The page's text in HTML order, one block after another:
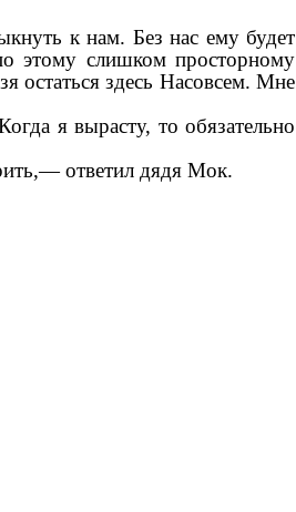
к нам. Без нас ему будет
этому слишком просторному
остаться здесь Насовсем. Мне
я вырасту, то обязательно
ответил дядя Мок.